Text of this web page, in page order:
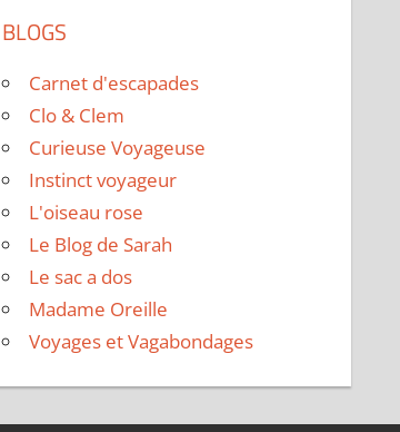
BLOGS
Carnet d'escapades
Clo & Clem
Curieuse Voyageuse
Instinct voyageur
L'oiseau rose
Le Blog de Sarah
Le sac a dos
Madame Oreille
Voyages et Vagabondages